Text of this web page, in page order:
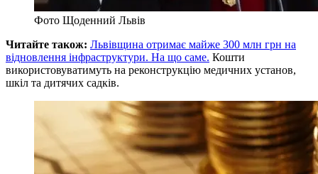
Фото Щоденний Львів
Читайте також: Львівщина отримає майже 300 млн грн на
відновлення інфраструктури. На що саме. Кошти
використовуватимуть на реконструкцію медичних установ,
шкіл та дитячих садків.